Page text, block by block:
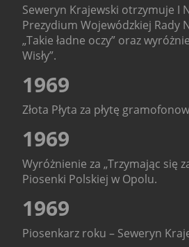
Seweryn Krajewski otrzymuje I
Prezydium Wojewódzkiej Rady
„Takie ładne oczy” oraz
Wisły”.
1969
Złota Płyta za płytę
1969
Wyróżnienie za „Trzymając się
Piosenki Polskiej w Opolu.
1969
Piosenkarz roku – Seweryn